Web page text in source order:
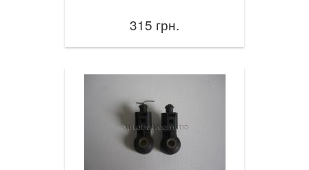
315 грн.